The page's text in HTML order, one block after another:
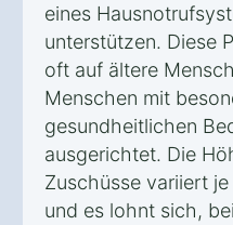
eines
unterstützen. Diese
oft auf ältere
Menschen mit
gesundheitlichen
ausgerichtet. Die
Zuschüsse variiert
und es lohnt sich,